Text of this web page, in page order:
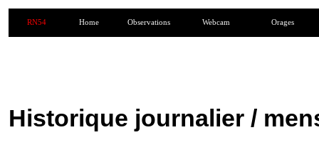
RN54 Home Observations Webcam Orages
Historique journalier /